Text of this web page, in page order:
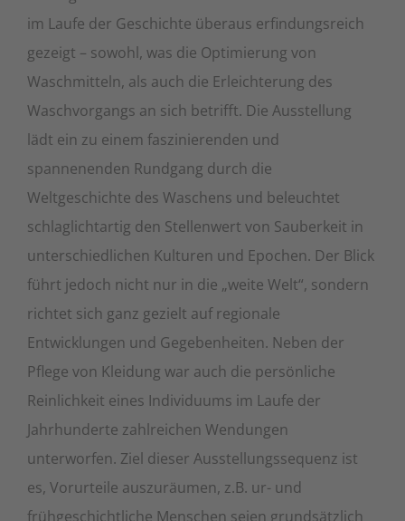
im Laufe der Geschichte überaus erfindungsreich
gezeigt – sowohl, was die Optimierung von
Waschmitteln, als auch die Erleichterung des
Waschvorgangs an sich betrifft. Die Ausstellung
lädt ein zu einem faszinierenden und
spannenenden Rundgang durch die
Weltgeschichte des Waschens und beleuchtet
schlaglichtartig den Stellenwert von Sauberkeit in
unterschiedlichen Kulturen und Epochen. Der Blick
führt jedoch nicht nur in die „weite Welt“, sondern
richtet sich ganz gezielt auf regionale
Entwicklungen und Gegebenheiten. Neben der
Pflege von Kleidung war auch die persönliche
Reinlichkeit eines Individuums im Laufe der
Jahrhunderte zahlreichen Wendungen
unterworfen. Ziel dieser Ausstellungssequenz ist
es, Vorurteile auszuräumen, z.B. ur- und
frühgeschichtliche Menschen seien grundsätzlich